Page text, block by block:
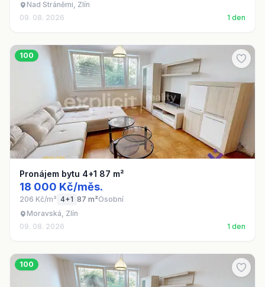
Nad Stráněmi, Zlín
09. 08. 2026
1 den
100
Pronájem bytu 4+1 87 m²
18 000 Kč/měs.
206 Kč/m² 4+1 87 m²Osobní
Moravská, Zlín
09. 08. 2026
1 den
100